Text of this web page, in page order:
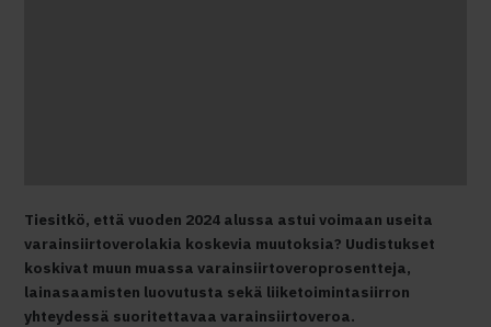
Tiesitkö, että vuoden 2024 alussa astui voimaan useita
varainsiirtoverolakia koskevia muutoksia? Uudistukset
koskivat muun muassa varainsiirtoveroprosentteja,
lainasaamisten luovutusta sekä liiketoimintasiirron
yhteydessä suoritettavaa varainsiirtoveroa.